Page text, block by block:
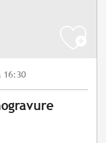
16:30